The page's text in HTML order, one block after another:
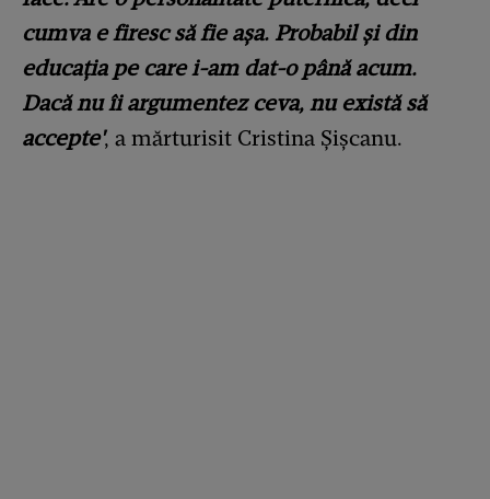
cumva e firesc să fie așa. Probabil și din
educația pe care i-am dat-o până acum.
Dacă nu îi argumentez ceva, nu există să
accepte', a mărturisit Cristina Șișcanu.